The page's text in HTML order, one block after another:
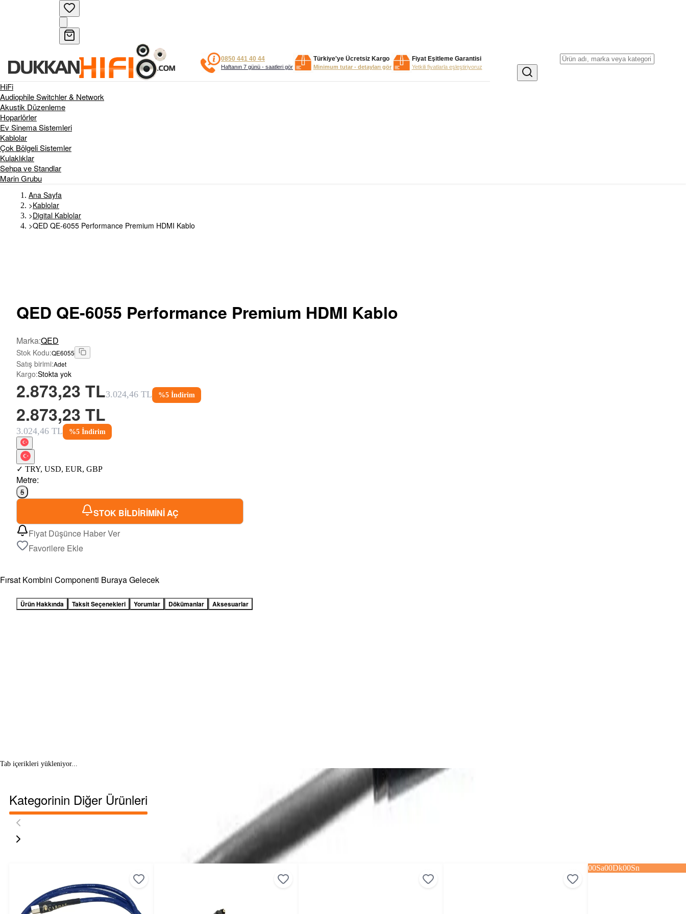
0850 441 40 44
Haftanın 7 günü - saatleri gör
Türkiye'ye Ücretsiz Kargo
Minimum tutar - detayları gör
Fiyat Eşitleme Garantisi
Yetkili fiyatlarla eşleştiriyoruz
HiFi
Audiophile Switchler & Network
Akustik Düzenleme
Hoparlörler
Ev Sinema Sistemleri
Kablolar
Çok Bölgeli Sistemler
Kulaklıklar
Sehpa ve Standlar
Marin Grubu
Ana Sayfa
>Kablolar
>Digital Kablolar
>QED QE-6055 Performance Premium HDMI Kablo
QED QE-6055 Performance Premium HDMI Kablo
Marka:QED
Stok Kodu:QE6055
Satış birimi:Adet
Kargo:Stokta yok
2.873,23 TL3.024,46 TL %5 İndirim
2.873,23 TL
3.024,46 TL %5 İndirim
✓ TRY, USD, EUR, GBP
Metre:
5
STOK BİLDİRİMİNİ AÇ
Fiyat Düşünce Haber Ver
Favorilere Ekle
Fırsat Kombini Componenti Buraya Gelecek
Ürün Hakkında Taksit Seçenekleri Yorumlar Dökümanlar Aksesuarlar
Tab içerikleri yükleniyor...
Kategorinin Diğer Ürünleri
00Sa00Dk00Sn